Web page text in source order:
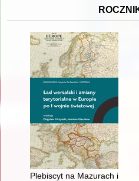
Plebiscyt na Mazurach i